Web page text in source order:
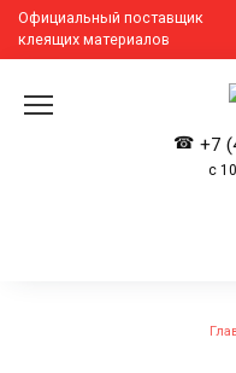
Перейти
содержанию
Официальный поставщик
клеящих материалов
+7
с